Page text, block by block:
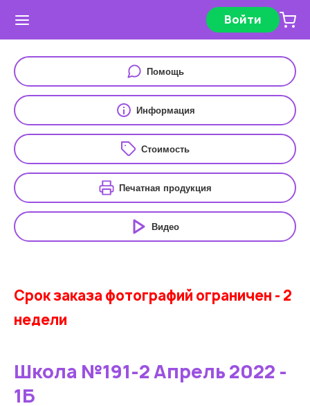
Войти
Помощь
Информация
Стоимость
Печатная продукция
Видео
Срок заказа фотографий ограничен - 2
недели
Школа №191-2 Апрель 2022 -
1Б